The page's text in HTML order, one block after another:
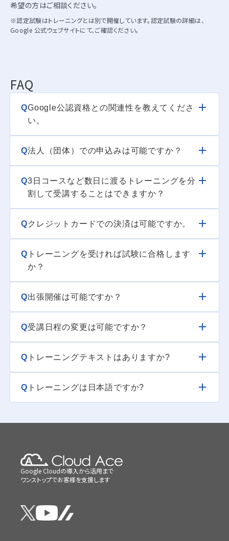
希望の方はご相談ください。
※認定試験はトレーニングとは別で開催しています。認定試験の詳細は、
Google 公式ウェブサイトにて、ご確認ください。
FAQ
QGoogle公認資格との関連性を教えてくださ
い。
Q法人（団体）での申込みは可能ですか？
Q3日コースなど数日に渡るトレーニングを分
割して受講することはできますか？
Qクレジットカードでの決済は可能ですか。
Q トレーニングを受ければ試験に合格します
か？
Q出張開催は可能ですか？
Q受講日程の変更は可能ですか？
Q トレーニングテキストはありますか?
Q トレーニングは日本語ですか?
Google Cloudの導入から活用まで
ワンストップでお客様を支援します